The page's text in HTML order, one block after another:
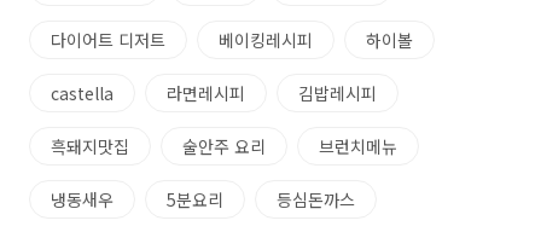
다이어트 디저트 베이킹레시피 하이볼
castella 라면레시피 김밥레시피
흑돼지맛집 술안주 요리 브런치메뉴
냉동새우 5분요리 등심돈까스